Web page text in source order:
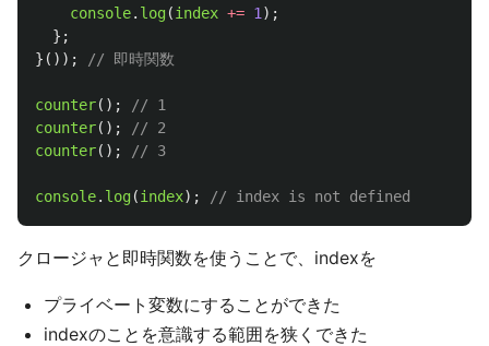
console. log(index += 1 );
};
}());
// 即時関数
counter();
// 1
counter();
// 2
counter(); // 3
console. log(index); // index is not defined
クロージャと即時関数を使うことで、indexを
プライベート変数にすることができた
indexのことを意識する範囲を狭くできた